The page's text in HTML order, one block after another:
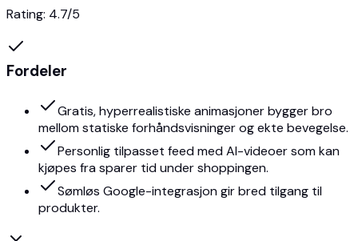
Rating: 4.7/5
Fordeler
Gratis, hyperrealistiske animasjoner bygger bro
mellom statiske forhåndsvisninger og ekte bevegelse.
Personlig tilpasset feed med AI-videoer som kan
kjøpes fra sparer tid under shoppingen.
Sømløs Google-integrasjon gir bred tilgang til
produkter.